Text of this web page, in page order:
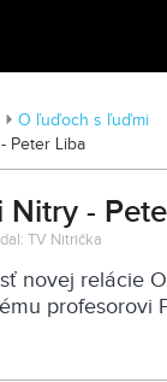
O ľuďoch s ľuďmi
Peter Liba
Nitry -
TV Nitrička
novej relácie
profesorovi